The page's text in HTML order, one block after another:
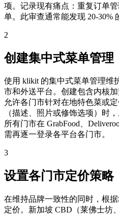
项。记录现有痛点：重复订单
单。此审查通常能发现 20-30%
2
创建集中式菜单管理
使用 klikit 的集中式菜单管理维
市和外送平台。创建包含内核
允许各门市针对在地特色菜或
（描述、照片或修饰选项）时
所有门市在 GrabFood、
需再逐一登录各平台各门市。
3
设置各门市定价策略
在维持品牌一致性的同时，根
定价。新加坡 CBD（莱佛士坊